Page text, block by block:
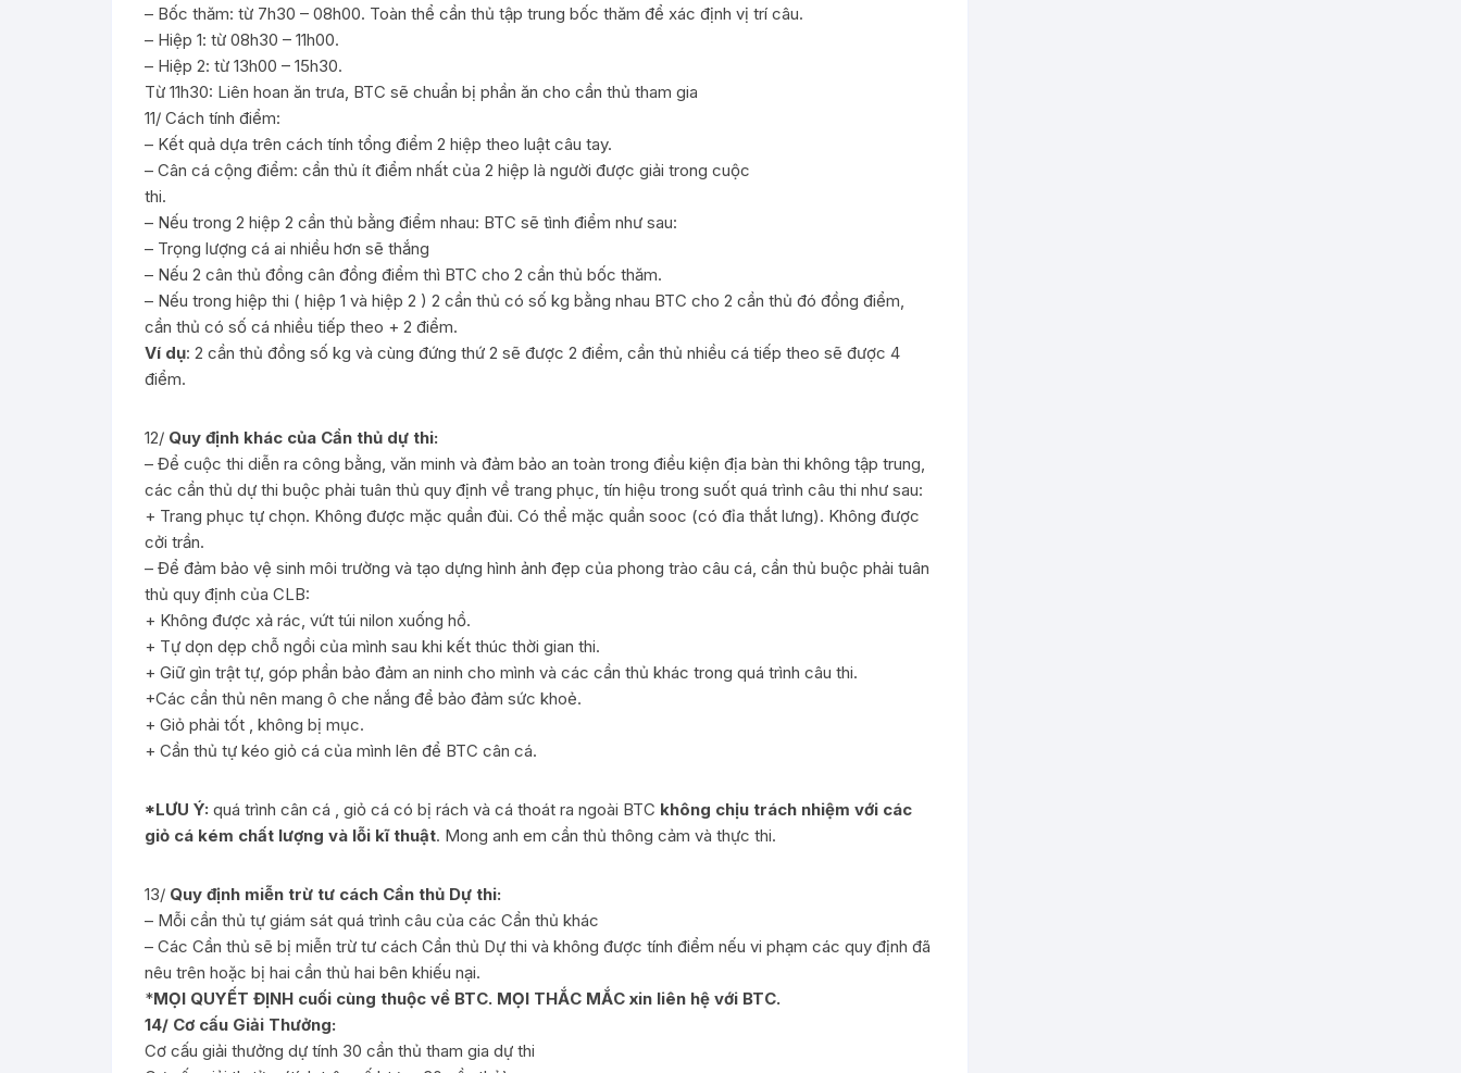
– Bốc thăm: từ 7h30 – 08h00. Toàn thể cần thủ tập trung bốc thăm để xác định vị trí câu.
– Hiệp 1: từ 08h30 – 11h00.
– Hiệp 2: từ 13h00 – 15h30.
Từ 11h30: Liên hoan ăn trưa, BTC sẽ chuẩn bị phần ăn cho cần thủ tham gia
11/ Cách tính điểm:
– Kết quả dựa trên cách tính tổng điểm 2 hiệp theo luật câu tay.
– Cân cá cộng điểm: cần thủ ít điểm nhất của 2 hiệp là người được giải trong cuộc
thi.
– Nếu trong 2 hiệp 2 cần thủ bằng điểm nhau: BTC sẽ tình điểm như sau:
– Trọng lượng cá ai nhiều hơn sẽ thắng
– Nếu 2 cân thủ đồng cân đồng điểm thì BTC cho 2 cần thủ bốc thăm.
– Nếu trong hiệp thi ( hiệp 1 và hiệp 2 ) 2 cần thủ có số kg bằng nhau BTC cho 2 cần thủ đó đồng điểm,
cần thủ có số cá nhiều tiếp theo + 2 điểm.
Ví dụ: 2 cần thủ đồng số kg và cùng đứng thứ 2 sẽ được 2 điểm, cần thủ nhiều cá tiếp theo sẽ được 4
điểm.
12/ Quy định khác của Cần thủ dự thi:
– Để cuộc thi diễn ra công bằng, văn minh và đảm bảo an toàn trong điều kiện địa bàn thi không tập trung,
các cần thủ dự thi buộc phải tuân thủ quy định về trang phục, tín hiệu trong suốt quá trình câu thi như sau:
+ Trang phục tự chọn. Không được mặc quần đùi. Có thể mặc quần sooc (có đỉa thắt lưng). Không được
cởi trần.
– Để đảm bảo vệ sinh môi trường và tạo dựng hình ảnh đẹp của phong trào câu cá, cần thủ buộc phải tuân
thủ quy định của CLB:
+ Không được xả rác, vứt túi nilon xuống hồ.
+ Tự dọn dẹp chỗ ngồi của mình sau khi kết thúc thời gian thi.
+ Giữ gìn trật tự, góp phần bảo đảm an ninh cho mình và các cần thủ khác trong quá trình câu thi.
+Các cần thủ nên mang ô che nắng để bảo đảm sức khoẻ.
+ Giỏ phải tốt , không bị mục.
+ Cần thủ tự kéo giỏ cá của mình lên để BTC cân cá.
*LƯU Ý: quá trình cân cá , giỏ cá có bị rách và cá thoát ra ngoài BTC không chịu trách nhiệm với các
giỏ cá kém chất lượng và lỗi kĩ thuật. Mong anh em cần thủ thông cảm và thực thi.
13/ Quy định miễn trừ tư cách Cần thủ Dự thi:
– Mỗi cần thủ tự giám sát quá trình câu của các Cần thủ khác
– Các Cần thủ sẽ bị miễn trừ tư cách Cần thủ Dự thi và không được tính điểm nếu vi phạm các quy định đã
nêu trên hoặc bị hai cần thủ hai bên khiếu nại.
*MỌI QUYẾT ĐỊNH cuối cùng thuộc về BTC. MỌI THẮC MẮC xin liên hệ với BTC.
14/ Cơ cấu Giải Thưởng:
Cơ cấu giải thưởng dự tính 30 cần thủ tham gia dự thi